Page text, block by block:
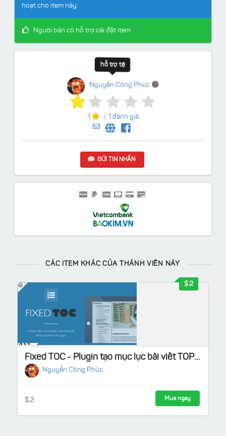
hoạt cho item này.
Người bán có hỗ trợ cài đặt item
hỗ trợ tệ
Nguyễn Công Phúc
1 / 1 đánh giá
GỬI TIN NHẮN
CÁC ITEM KHÁC CỦA THÀNH VIÊN NÀY
Fixed TOC - Plugin tạo mục lục bài viết TOP #1 hiện nay
Nguyễn Công Phúc
2 Mua ngay
2